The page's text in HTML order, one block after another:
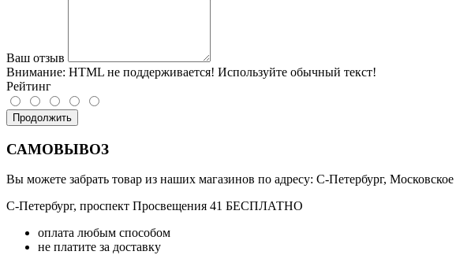
Ваш отзыв
Внимание: HTML не поддерживается! Используйте обычный текст!
Рейтинг
Продолжить
САМОВЫВОЗ
Вы можете забрать товар из наших магазинов по адресу: С-Петербург,
С-Петербург, проспект Просвещения 41 БЕСПЛАТНО
оплата любым способом
не платите за доставку